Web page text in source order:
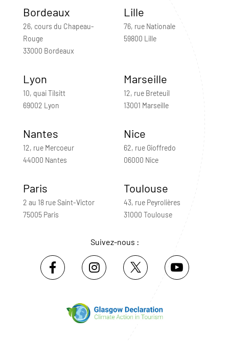
Bordeaux
26, cours du Chapeau-
Rouge
33000 Bordeaux
Lille
76, rue Nationale
59800 Lille
Lyon
10, quai Tilsitt
69002 Lyon
Marseille
12, rue Breteuil
13001 Marseille
Nantes
12, rue Mercoeur
44000 Nantes
Nice
62, rue Gioffredo
06000 Nice
Paris
2 au 18 rue Saint-Victor
75005 Paris
Toulouse
43, rue Peyrolières
31000 Toulouse
Suivez-nous :